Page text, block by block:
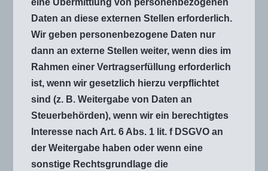
eine Übermittlung von personenbezogenen
Daten an diese externen Stellen erforderlich.
Wir geben personenbezogene Daten nur
dann an externe Stellen weiter, wenn dies im
Rahmen einer Vertragserfüllung erforderlich
ist, wenn wir gesetzlich hierzu verpflichtet
sind (z. B. Weitergabe von Daten an
Steuerbehörden), wenn wir ein berechtigtes
Interesse nach Art. 6 Abs. 1 lit. f DSGVO an
der Weitergabe haben oder wenn eine
sonstige Rechtsgrundlage die